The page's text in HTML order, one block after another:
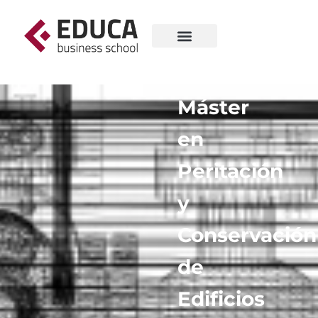
Máster
en
Peritación
y
Conservación
de
Edificios